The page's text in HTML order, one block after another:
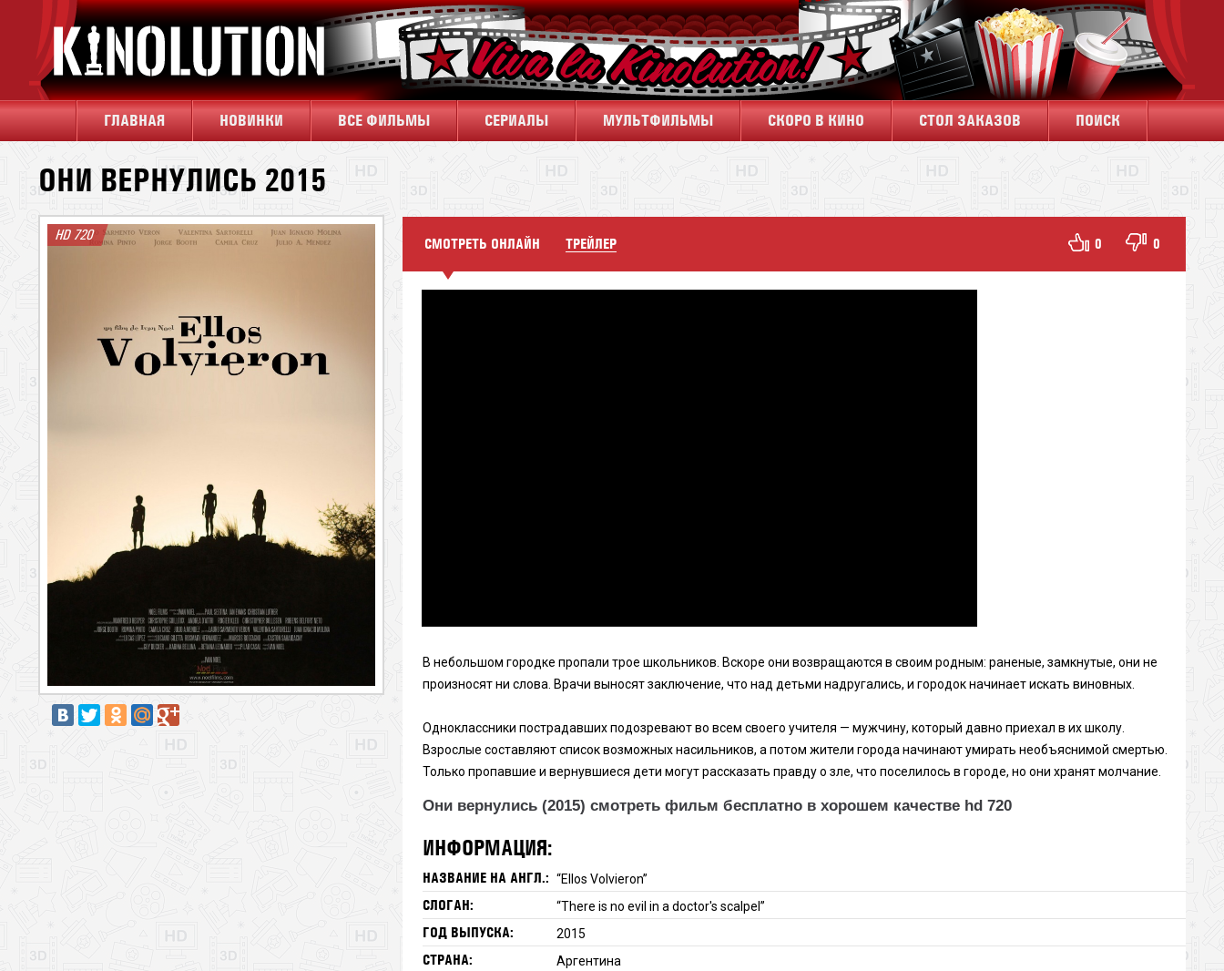
ГЛАВНАЯ НОВИНКИ ВСЕ ФИЛЬМЫ CЕРИАЛЫ МУЛЬТФИЛЬМЫ СКОРО В КИНО СТОЛ ЗАКАЗОВ ПОИСК
ОНИ ВЕРНУЛИСЬ 2015
HD 720
СМОТРЕТЬ ОНЛАЙН ТРЕЙЛЕР 0 0
В небольшом городке пропали трое школьников. Вскоре они возвращаются в своим родным: раненые, замкнутые, они не
произносят ни слова. Врачи выносят заключение, что над детьми надругались, и городок начинает искать виновных.
Одноклассники пострадавших подозревают во всем своего учителя — мужчину, который давно приехал в их школу.
Взрослые составляют список возможных насильников, а потом жители города начинают умирать необъяснимой смертью.
Только пропавшие и вернувшиеся дети могут рассказать правду о зле, что поселилось в городе, но они хранят молчание.
Они вернулись (2015) смотреть фильм бесплатно в хорошем качестве hd 720
ИНФОРМАЦИЯ:
НАЗВАНИЕ НА АНГЛ.: “Ellos Volvieron”
СЛОГАН: “There is no evil in a doctor's scalpel”
ГОД ВЫПУСКА: 2015
СТРАНА: Аргентина